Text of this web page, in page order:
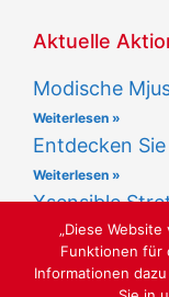
Aktuelle
Modische
Weiterlesen »
Entdecken
Weiterlesen »
Xsensible
Weiterlesen »
„Diese
Funktionen für
Informationen